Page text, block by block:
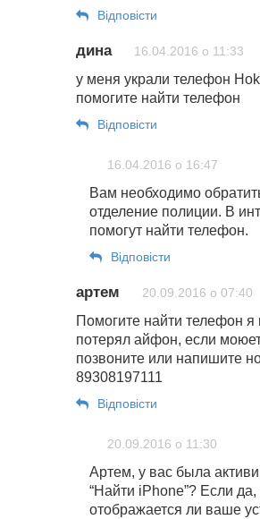
Відповіcти
дина 16.04.2016 о 11:33
у меня украли телефон
помогите найти телефон
Відповіcти
16.04.2016 о 16:47
Вам необходимо
отделение полиции. В
помогут найти телефон.
Відповіcти
артем 20.09.2016 о 07:40
Помогите найти телефон я
потерял айфон, если
позвоните или напишите
89308197111
Відповіcти
20.09.2016 о 11:30
Артем, у вас была
“Найти iPhone”? Если да,
отображается ли ваше